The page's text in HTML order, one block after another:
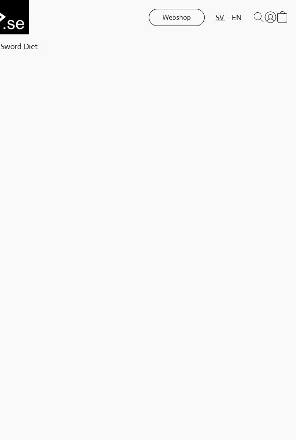
Webshop SV EN
Sword Diet